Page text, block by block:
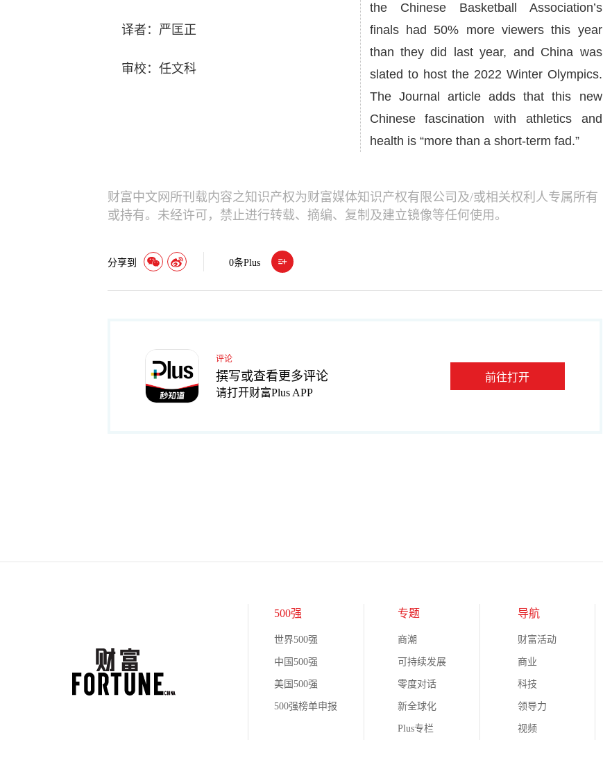
译者：严匡正
审校：任文科
the Chinese Basketball Association’s
finals had 50% more viewers this year
than they did last year, and China was
slated to host the 2022 Winter Olympics.
The Journal article adds that this new
Chinese fascination with athletics and
health is “more than a short-term fad.”
财富中文网所刊载内容之知识产权为财富媒体知识产权有限公司及/或相关权利人专属所有
或持有。未经许可，禁止进行转载、摘编、复制及建立镜像等任何使用。
分享到 0条Plus
评论
撰写或查看更多评论
请打开财富Plus APP
前往打开
500强
世界500强
中国500强
美国500强
500强榜单申报
专题
商潮
可持续发展
零度对话
新全球化
Plus专栏
导航
财富活动
商业
科技
领导力
视频